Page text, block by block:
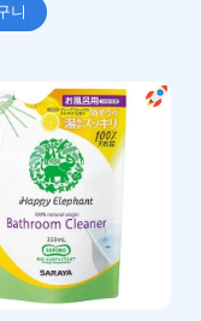
니